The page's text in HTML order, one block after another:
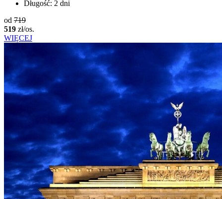
Długość: 2 dni
od 719
519 zł/os.
WIĘCEJ